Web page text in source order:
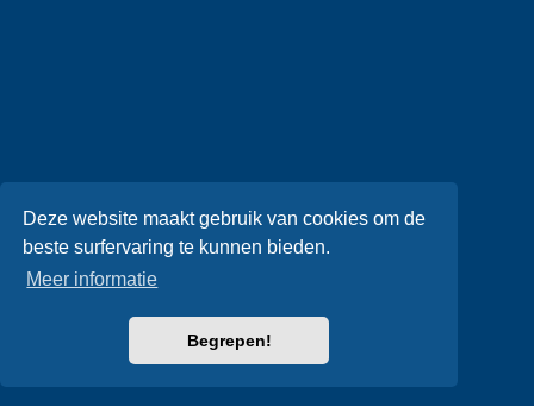
Deze website maakt gebruik van cookies om de
beste surfervaring te kunnen bieden.
Meer informatie
Begrepen!